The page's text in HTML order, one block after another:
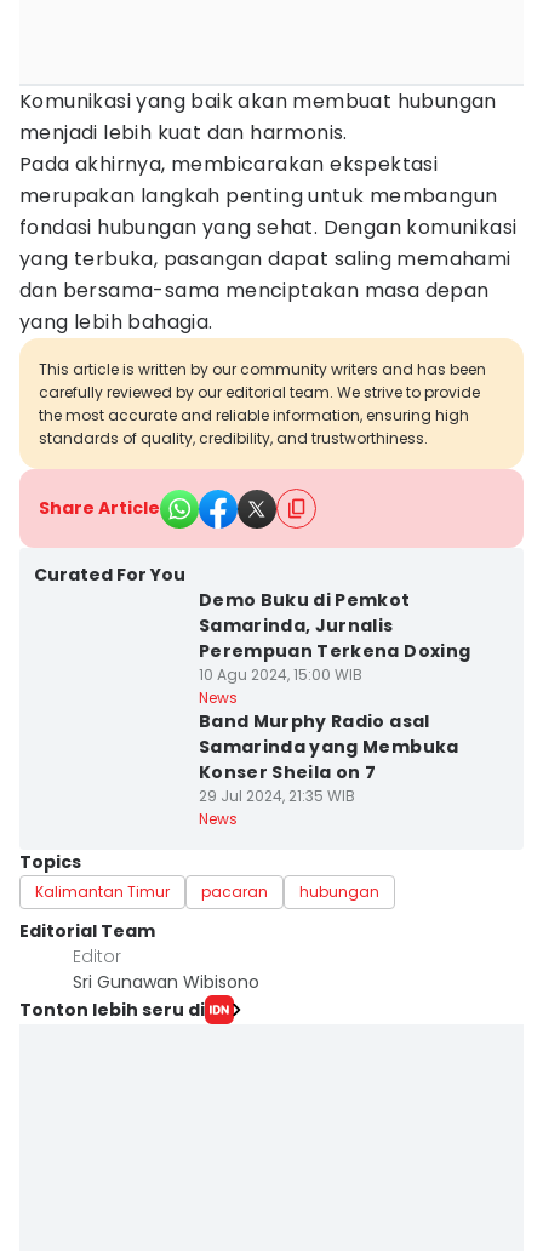
Komunikasi yang baik akan membuat hubungan
menjadi lebih kuat dan harmonis.
Pada akhirnya, membicarakan ekspektasi
merupakan langkah penting untuk membangun
fondasi hubungan yang sehat. Dengan komunikasi
yang terbuka, pasangan dapat saling memahami
dan bersama-sama menciptakan masa depan
yang lebih bahagia.
This article is written by our community writers and has been
carefully reviewed by our editorial team. We strive to provide
the most accurate and reliable information, ensuring high
standards of quality, credibility, and trustworthiness.
Share Article
Curated For You
Demo Buku di Pemkot
Samarinda, Jurnalis
Perempuan Terkena Doxing
10 Agu 2024, 15:00 WIB
News
Band Murphy Radio asal
Samarinda yang Membuka
Konser Sheila on 7
29 Jul 2024, 21:35 WIB
News
Topics
Kalimantan Timur pacaran hubungan
Editorial Team
Editor
Sri Gunawan Wibisono
Tonton lebih seru di